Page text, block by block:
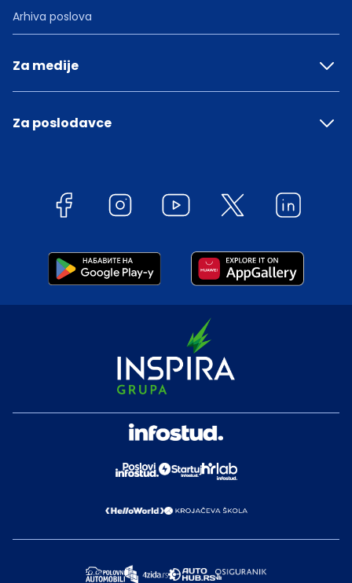
Arhiva poslova
Za medije
Za poslodavce